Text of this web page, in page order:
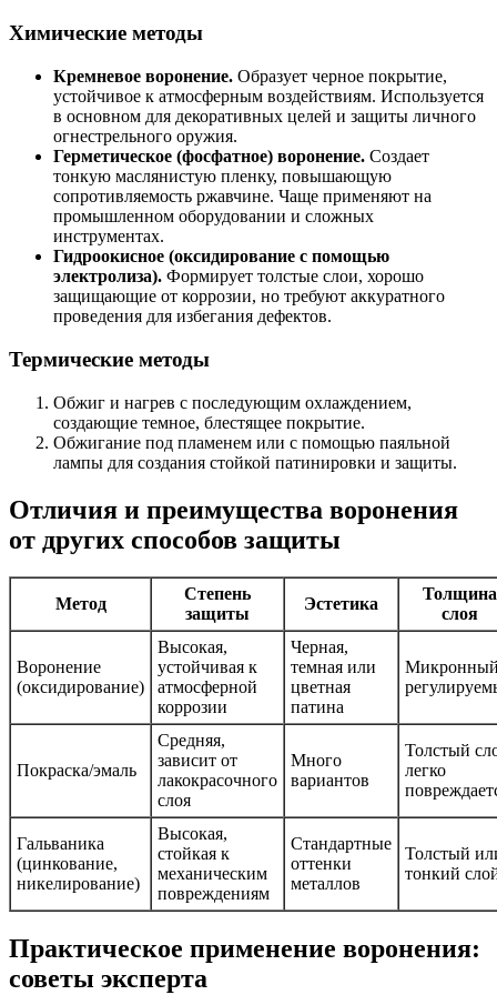
Химические методы
Кремневое воронение. Образует черное покрытие,
устойчивое к атмосферным воздействиям. Используется
в основном для декоративных целей и защиты личного
огнестрельного оружия.
Герметическое (фосфатное) воронение. Создает
тонкую маслянистую пленку, повышающую
сопротивляемость ржавчине. Чаще применяют на
промышленном оборудовании и сложных
инструментах.
Гидроокисное (оксидирование с помощью
электролиза). Формирует толстые слои, хорошо
защищающие от коррозии, но требуют аккуратного
проведения для избегания дефектов.
Термические методы
Обжиг и нагрев с последующим охлаждением,
создающие темное, блестящее покрытие.
Обжигание под пламенем или с помощью паяльной
лампы для создания стойкой патинировки и защиты.
Отличия и преимущества воронения
от других способов защиты
Метод
Степень
защиты
Эстетика
Толщина
слоя
Воронение
(оксидирование)
Высокая,
устойчивая к
атмосферной
коррозии
Черная,
темная или
цветная
патина
Покраска/эмаль
Средняя,
зависит от
лакокрасочного
слоя
Много
вариантов
Толстый
легко
Гальваника
(цинкование,
никелирование)
Высокая,
стойкая к
механическим
повреждениям
Стандартные
оттенки
металлов
Толстый
тонкий
Практическое применение воронения:
советы эксперта